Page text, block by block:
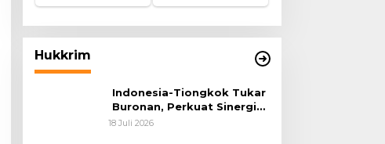
Hukkrim
Indonesia-Tiongkok Tukar
Buronan, Perkuat Sinergi
Penegakan Hukum Lintas
18 Juli 2026